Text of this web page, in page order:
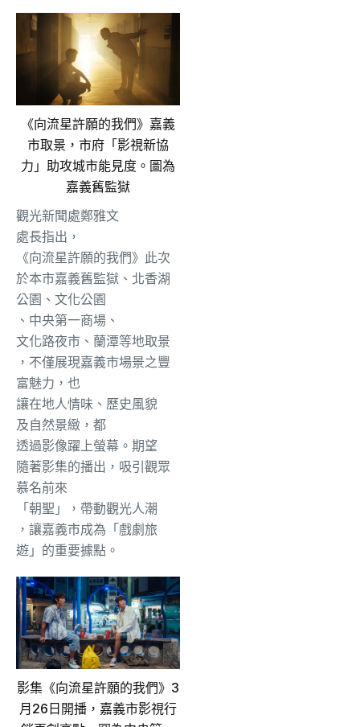
《向流星許願的我們》嘉義
市取景，市府「影視新協
力」助攻城市能見度。圖為
嘉義舊監獄
觀光新聞處鄭雅文
處長指出，
《向流星許願的我們》 此次
於本市嘉義舊監獄、 北香湖
公園 、文化公園
、中央第一商場、
文化路夜市、蘭潭等地取景
，不僅展現嘉義市場景之豐
富魅力，也
讓在地人情味、 歷史風貌
及自然景緻 ，都
透過影像躍上螢幕。 期望
隨著影集的播出，吸引觀眾
慕名前來
「朝聖」
，帶動觀光人潮
，讓嘉義市成為「戲劇旅
遊」的重要據點。
影集《向流星許願的我們》3
月26日開播，嘉義市影視行